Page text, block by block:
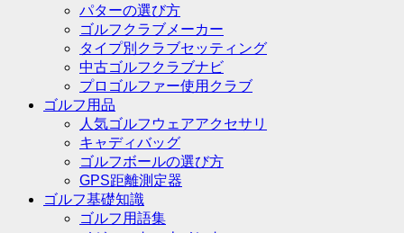
パターの選び方
ゴルフクラブメーカー
タイプ別クラブセッティング
中古ゴルフクラブナビ
プロゴルファー使用クラブ
ゴルフ用品
人気ゴルフウェアアクセサリ
キャディバッグ
ゴルフボールの選び方
GPS距離測定器
ゴルフ基礎知識
ゴルフ用語集